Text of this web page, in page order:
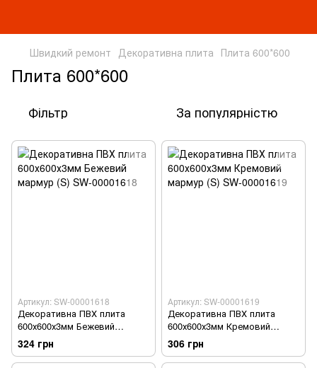
Швидкий ремонт Декоративна плита Плита 600*600
Плита 600*600
Фільтр За популярністю
Артикул: SW-00001618
Декоративна ПВХ плита
600х600х3мм Бежевий
мармур (S) SW-00001618
324 грн
Артикул: SW-00001619
Декоративна ПВХ плита
600х600х3мм Кремовий
мармур (S) SW-00001619
306 грн